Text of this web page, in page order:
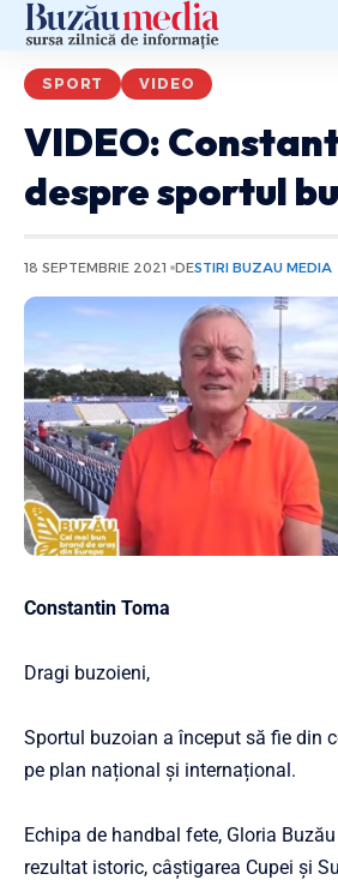
SPORT VIDEO
VIDEO:
despre sportul
18 SEPTEMBRIE 2021 DESTIRI BUZAU MEDIA
Constantin Toma
Dragi buzoieni,
Sportul buzoian a început să fie din
pe plan național și internațional.
Echipa de handbal fete, Gloria
rezultat istoric, câștigarea Cupei și